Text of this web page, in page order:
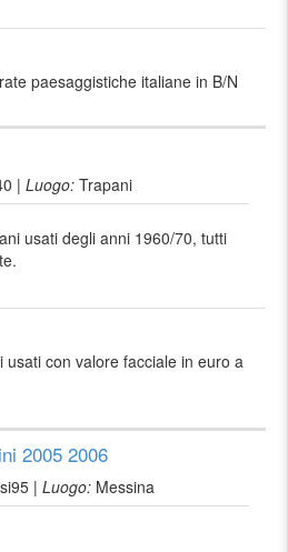
paesaggistiche italiane in B/N
| Luogo: Trapani
usati degli anni 1960/70, tutti
usati con valore facciale in euro a
2005 2006
| Luogo: Messina